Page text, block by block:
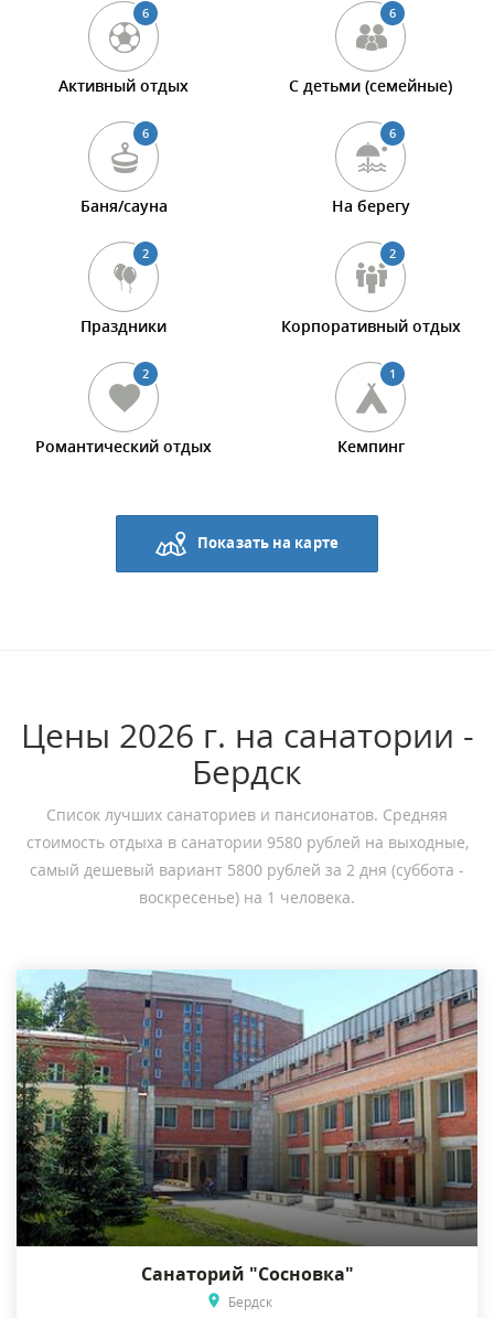
6
Активный отдых
6
С детьми (семейные)
6
Баня/сауна
6
На берегу
2
Праздники
2
Корпоративный отдых
2
Романтический отдых
1
Кемпинг
Показать на карте
Цены 2026 г. на санатории -
Бердск
Список лучших санаториев и пансионатов. Средняя
стоимость отдыха в санатории 9580 рублей на выходные,
самый дешевый вариант 5800 рублей за 2 дня (суббота -
воскресенье) на 1 человека.
Санаторий "Сосновка"
Бердск